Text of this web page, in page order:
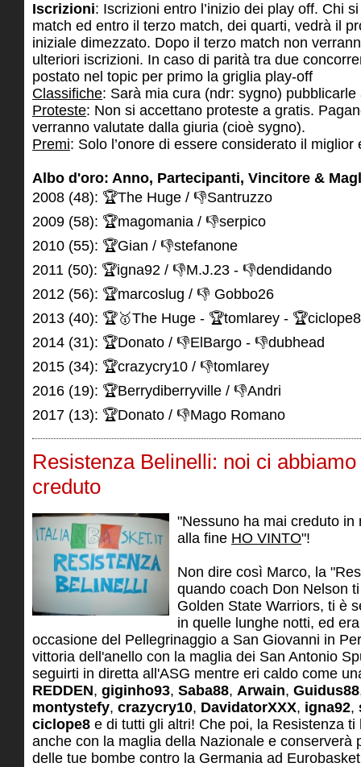
Iscrizioni: Iscrizioni entro l’inizio dei play off. Chi
match ed entro il terzo match, dei quarti, vedrà il
iniziale dimezzato. Dopo il terzo match non
ulteriori iscrizioni. In caso di parità tra due
postato nel topic per primo la griglia play-off
Classifiche: Sarà mia cura (ndr: sygno)
Proteste: Non si accettano proteste a gratis.
verranno valutate dalla giuria (cioè sygno).
Premi: Solo l’onore di essere considerato il miglior
Albo d'oro: Anno, Partecipanti, Vincitore &
2008 (48): 🏆The Huge / 👎Santruzzo
2009 (58): 🏆magomania / 👎serpico
2010 (55): 🏆Gian / 👎stefanone
2011 (50): 🏆igna92 / 👎M.J.23 - 👎dendidando
2012 (56): 🏆marcoslug / 👎 Gobbo26
2013 (40): 🏆🥇The Huge - 🏆tomlarey -
2014 (31): 🏆Donato / 👎ElBargo - 👎dubhead
2015 (34): 🏆crazycry10 / 👎tomlarey
2016 (19): 🏆Berrydiberryville / 👎Andri
2017 (13): 🏆Donato / 👎Mago Romano
Resistenza Belinelli: noi ci
creduto
"Nessuno ha mai creduto in
alla fine HO VINTO"!
Non dire così Marco, la
quando coach Don Nelson
Golden State Warriors, ti è
in quelle lunghe notti, ed
occasione del Pellegrinaggio a San Giovanni in
vittoria dell'anello con la maglia dei San Antonio
seguirti in diretta all'ASG mentre eri caldo come
REDDEN, giginho93, Saba88, Arwain, Guidus88
montystefy, crazycry10, DavidatorXXX, igna92,
ciclope8 e di tutti gli altri! Che poi, la Resistenza
anche con la maglia della Nazionale e conserverà
delle tue bombe contro la Germania ad